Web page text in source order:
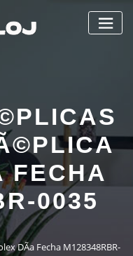
FECHA
0035
DÃ­a Fecha M128348RBR-